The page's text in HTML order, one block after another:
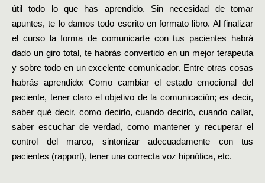
útil todo lo que has aprendido. Sin necesidad de tomar
apuntes, te lo damos todo escrito en formato libro. Al finalizar
el curso la forma de comunicarte con tus pacientes habrá
dado un giro total, te habrás convertido en un mejor terapeuta
y sobre todo en un excelente comunicador. Entre otras cosas
habrás aprendido: Como cambiar el estado emocional del
paciente, tener claro el objetivo de la comunicación; es decir,
saber qué decir, como decirlo, cuando decirlo, cuando callar,
saber escuchar de verdad, como mantener y recuperar el
control del marco, sintonizar adecuadamente con tus
pacientes (rapport), tener una correcta voz hipnótica, etc.